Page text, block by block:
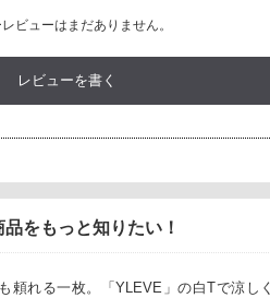
ビューはまだありません。
レビューを書く
品をもっと知りたい！
頼れる一枚。「YLEVE」の白Tで涼しく